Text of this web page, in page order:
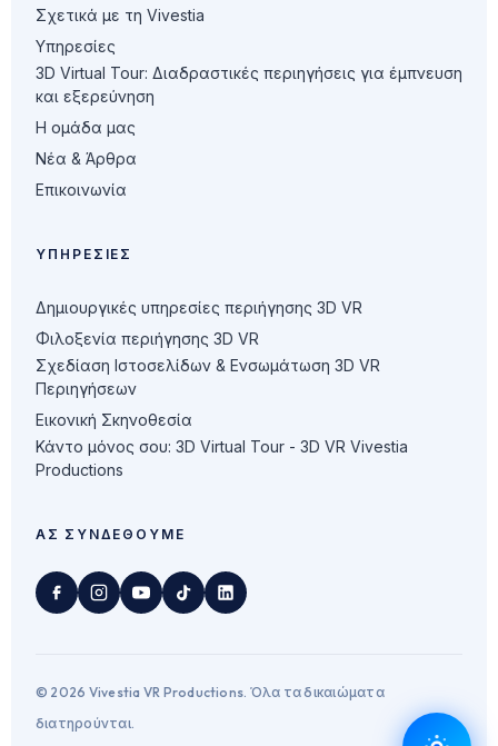
Σχετικά με τη Vivestia
Υπηρεσίες
3D Virtual Tour: Διαδραστικές περιηγήσεις για έμπνευση
και εξερεύνηση
Η ομάδα μας
Νέα & Άρθρα
Επικοινωνία
ΥΠΗΡΕΣΊΕΣ
Δημιουργικές υπηρεσίες περιήγησης 3D VR
Φιλοξενία περιήγησης 3D VR
Σχεδίαση Ιστοσελίδων & Ενσωμάτωση 3D VR
Περιηγήσεων
Εικονική Σκηνοθεσία
Κάντο μόνος σου: 3D Virtual Tour - 3D VR Vivestia
Productions
ΑΣ ΣΥΝΔΕΘΟΎΜΕ
© 2026 Vivestia VR Productions. Όλα τα δικαιώματα
διατηρούνται.